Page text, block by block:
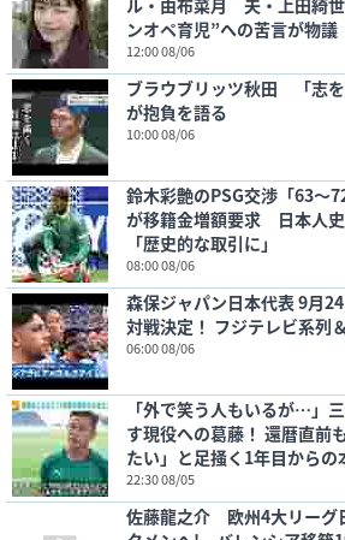
ル・由布菜月 夫・上田綺
ンオペ育児”への苦言が物議
12:00 08/06
ブラウブリッツ秋田 「志
が抱負を語る
10:00 08/06
鈴木彩艶のPSG交渉「63～
が移籍金増額要求 日本人
「歴史的な取引に」
08:00 08/06
森保ジャパン日本代表 9月
対戦決定！ フジテレビ系列
06:00 08/06
「外で笑う人もいるが…」
す現役への葛藤！ 還暦直前
たい」と足掻く1年目からの
22:30 08/05
佐藤龍之介 欧州4大リーグ